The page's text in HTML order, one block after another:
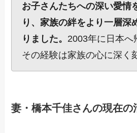
お子さんたちへの深い愛情
り、家族の絆をより一層深
りました。 2003年に日本へ
その経験は家族の心に深く
妻・橋本千佳さんの現在の